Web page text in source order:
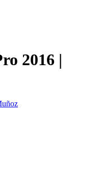
2016 |